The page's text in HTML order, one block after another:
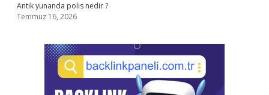
Antik yunanda polis nedir ?
Temmuz 16, 2026